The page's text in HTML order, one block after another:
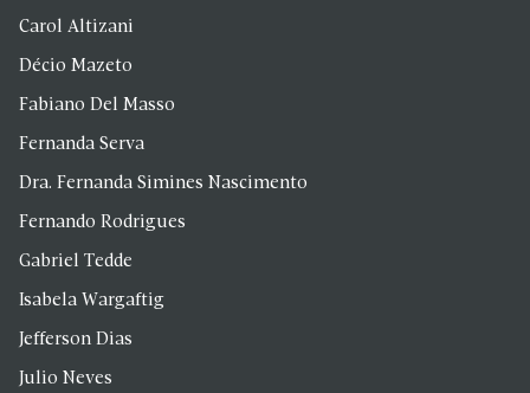
Carol Altizani
Décio Mazeto
Fabiano Del Masso
Fernanda Serva
Dra. Fernanda Simines Nascimento
Fernando Rodrigues
Gabriel Tedde
Isabela Wargaftig
Jefferson Dias
Julio Neves